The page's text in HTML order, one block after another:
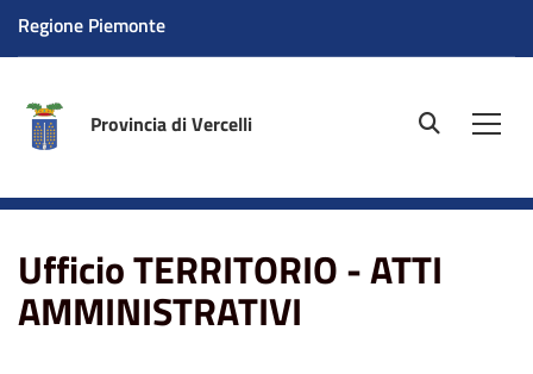
Regione Piemonte
Provincia di Vercelli site.searc
Ufficio TERRITORIO - ATTI
AMMINISTRATIVI